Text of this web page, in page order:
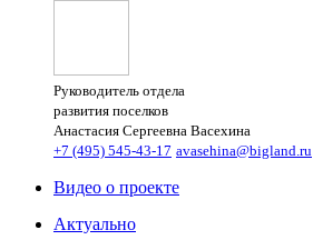
Руководитель отдела
развития поселков
Анастасия Сергеевна Васехина
+7 (495) 545-43-17 avasehina@bigland.ru
Видео о проекте
Актуально